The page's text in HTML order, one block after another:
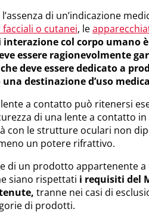
di un’indicazione
o cutanei, le
col corpo umano
essere ragionevolmente
deve essere dedicato a
destinazione d’uso medica
a contatto può ritenersi
di una lente a contatto
con le strutture oculari non
un potere rifrattivo.
di un prodotto appartenente
siano rispettati i requisiti del
tranne nei casi di
di prodotti.